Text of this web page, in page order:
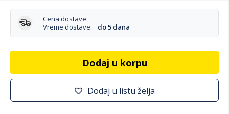
Cena dostave:
Vreme dostave:
do 5 dana
Dodaj u korpu
Dodaj u listu želja